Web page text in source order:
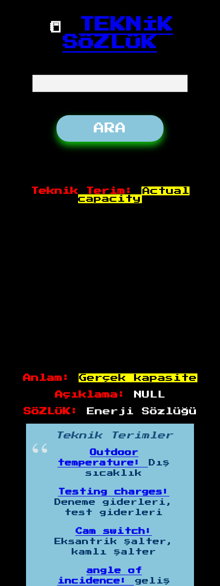
📒
TEKNİK
SÖZLÜK
Teknik Terim:
Actual
capacity
Anlam: Gerçek kapasite
Açıklama: NULL
SÖZLÜK: Enerji Sözlüğü
Teknik Terimler
Outdoor
temperature:
Dış
sıcaklık
Testing charges:
Deneme giderleri,
test giderleri
Cam switch:
Eksantrik şalter,
kamlı şalter
angle of
incidence:
geliş